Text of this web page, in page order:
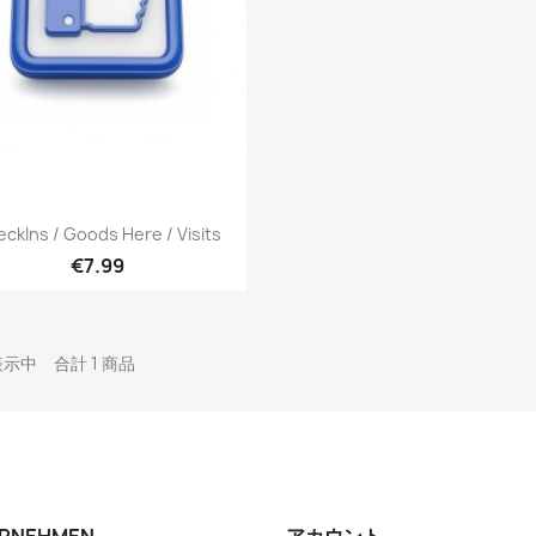
簡易表示
/ Goods Here / Visits
€7.99
示中 合計 1 商品